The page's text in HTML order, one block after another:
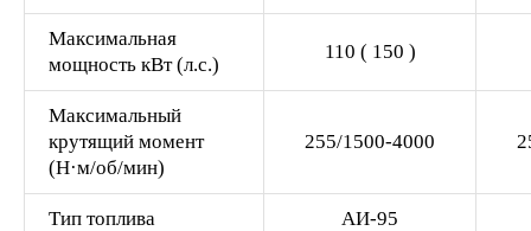
Максимальная
мощность кВт (л.с.)
110 ( 150 )
Максимальный
крутящий момент
(Н·м/об/мин)
255/1500-4000
Тип топлива АИ-95